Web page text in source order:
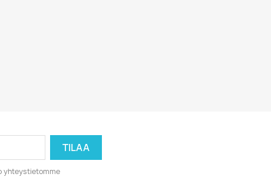
yhteystietomme